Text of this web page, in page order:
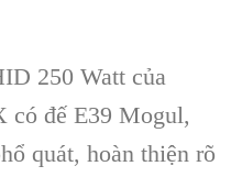
250 Watt của
đế E39 Mogul,
quát, hoàn thiện rõ